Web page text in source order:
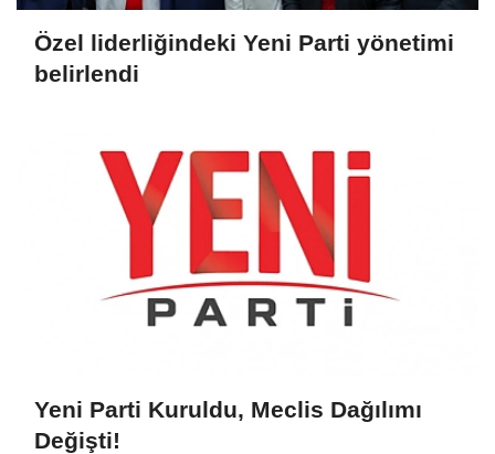
Özel liderliğindeki Yeni Parti yönetimi
belirlendi
Yeni Parti Kuruldu, Meclis Dağılımı
Değişti!